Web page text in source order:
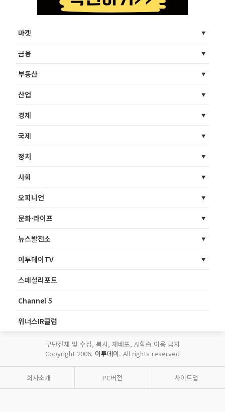
마켓
금융
부동산
산업
경제
국제
정치
사회
오피니언
문화·라이프
뉴스발전소
이투데이TV
스페셜리포트
Channel 5
위너스IR클럽
무단전재 및 수집, 복사, 재배포, AI학습 이용 금지
Copyright 2006. 이투데이. All rights reserved
회사소개 PC버전 사이트맵